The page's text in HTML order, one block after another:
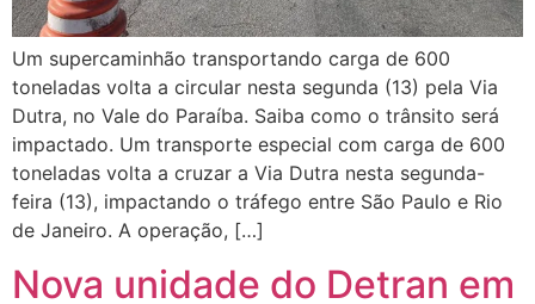
Um supercaminhão transportando carga de 600
toneladas volta a circular nesta segunda (13) pela Via
Dutra, no Vale do Paraíba. Saiba como o trânsito será
impactado. Um transporte especial com carga de 600
toneladas volta a cruzar a Via Dutra nesta segunda-
feira (13), impactando o tráfego entre São Paulo e Rio
de Janeiro. A operação, […]
Nova unidade do Detran em